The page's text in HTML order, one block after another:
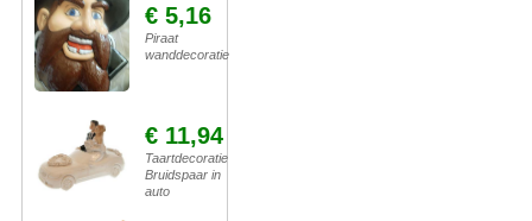
€ 5,16
Piraat
wanddecoratie
€ 11,94
Taartdecoratie
Bruidspaar in
auto